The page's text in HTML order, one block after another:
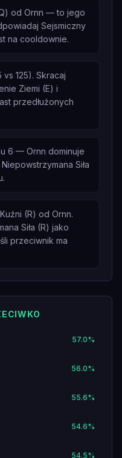
od Ornn — to jego
Sejsmiczny
na cooldownie.
vs 125). Skracaj
Ziemi (E) i
przedłużonych
6 — Ornn dominuje
Siła
(R) od Ornn.
Siła (R) jako
przeciwnik ma
57.0%
56.0%
55.6%
54.6%
54.5%